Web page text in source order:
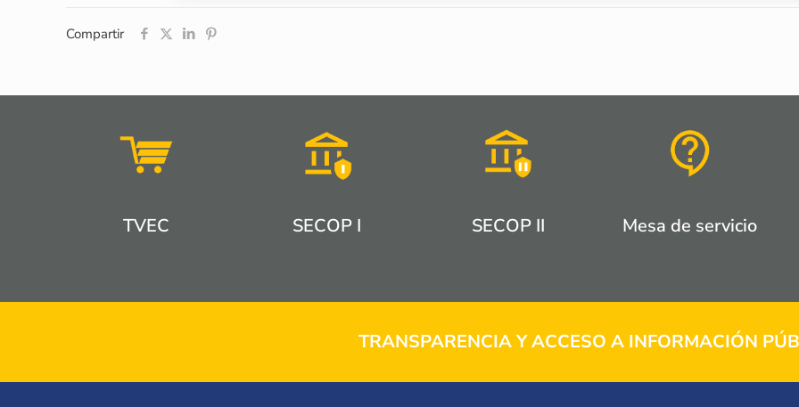
Compartir
TVEC SECOP I SECOP II Mesa de servicio
TRANSPARENCIA Y ACCESO A INFORMACIÓN